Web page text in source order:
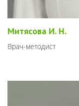
Митясова И. Н.
Врач-методист